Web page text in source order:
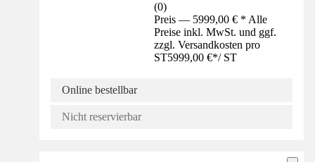
(0)
Preis — 5999,00 € * Alle
Preise inkl. MwSt. und ggf.
zzgl. Versandkosten pro
ST5999,00 €*/ ST
Online bestellbar
Nicht reservierbar